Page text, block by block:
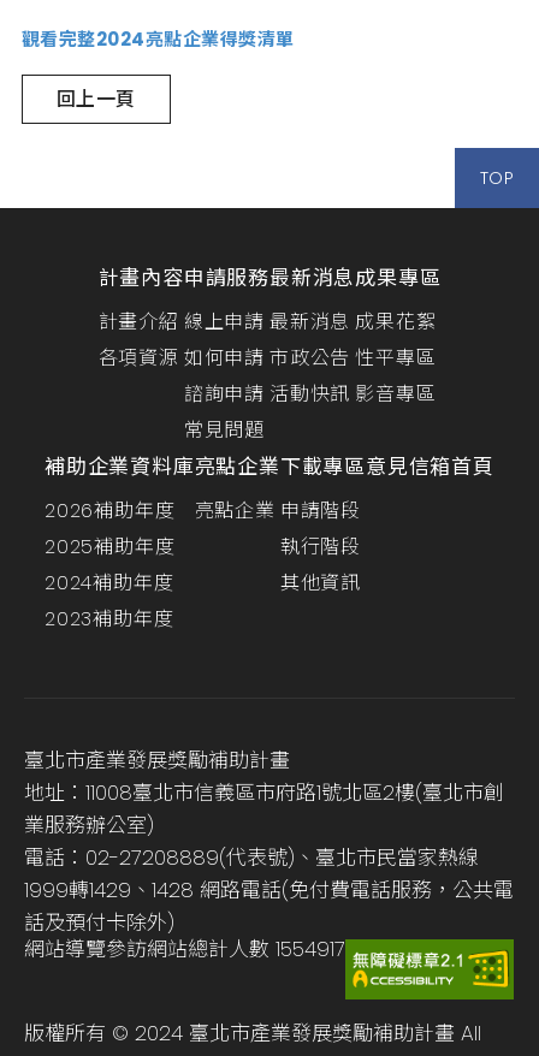
觀看完整2024亮點企業得獎清單
回上一頁
TOP
計畫內容
計畫介紹
各項資源
申請服務
線上申請
如何申請
諮詢申請
常見問題
最新消息
最新消息
市政公告
活動快訊
成果專區
成果花絮
性平專區
影音專區
補助企業資料庫
2026補助年度
2025補助年度
2024補助年度
2023補助年度
亮點企業
亮點企業
下載專區
申請階段
執行階段
其他資訊
意見信箱首頁
臺北市產業發展獎勵補助計畫
地址：11008臺北市信義區市府路1號北區2樓(臺北市創
業服務辦公室)
電話：02-27208889(代表號)、臺北市民當家熱線
1999轉1429、1428 網路電話(免付費電話服務，公共電
話及預付卡除外)
網站導覽參訪網站總計人數 1554917
版權所有 © 2024 臺北市產業發展獎勵補助計畫 All